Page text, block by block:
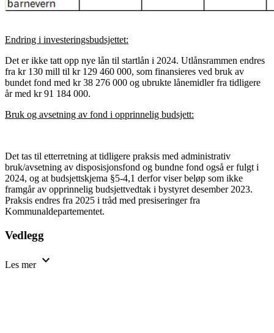
Endring i investeringsbudsjettet:
Det er ikke tatt opp nye lån til startlån i 2024. Utlånsrammen endres
fra kr 130 mill til kr 129 460 000, som finansieres ved bruk av
bundet fond med kr 38 276 000 og ubrukte lånemidler fra tidligere
år med kr 91 184 000.
Bruk og avsetning av fond i opprinnelig budsjett:
Det tas til etterretning at tidligere praksis med administrativ
bruk/avsetning av disposisjonsfond og bundne fond også er fulgt i
2024, og at budsjettskjema §5-4,1 derfor viser beløp som ikke
framgår av opprinnelig budsjettvedtak i bystyret desember 2023.
Praksis endres fra 2025 i tråd med presiseringer fra
Kommunaldepartementet.
Vedlegg
Les mer expand_more